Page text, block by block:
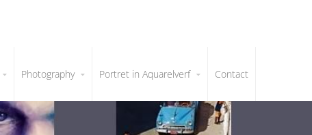
Photography Portret in Aquarelverf Contact